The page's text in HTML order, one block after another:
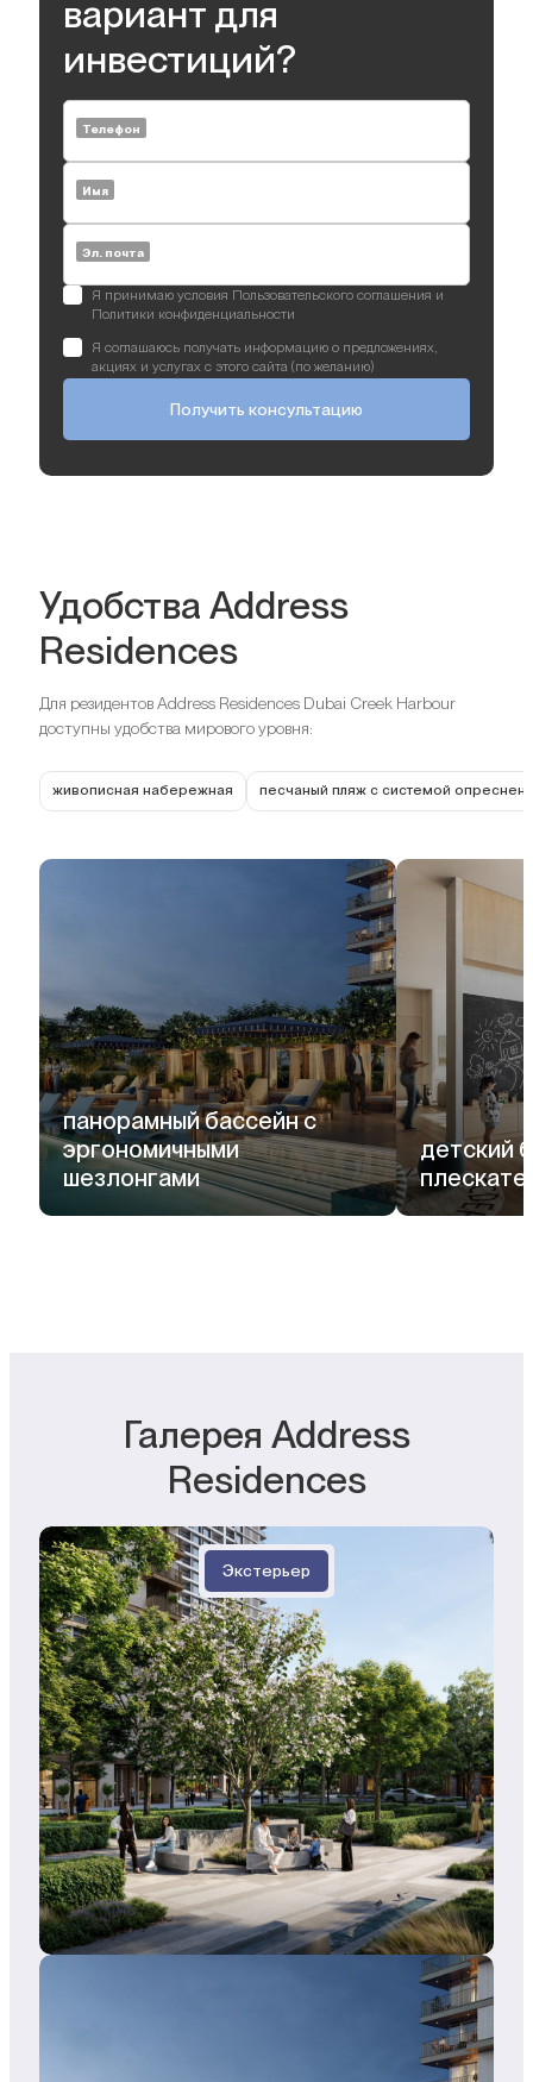
вариант для
инвестиций?
Телефон
Имя
Эл. почта
Я принимаю условия Пользовательского соглашения и
Политики конфиденциальности
Я соглашаюсь получать информацию о предложениях,
акциях и услугах с этого сайта (по желанию)
Получить консультацию
Удобства Address
Residences
Для резидентов Address Residences Dubai Creek Harbour
доступны удобства мирового уровня:
панорамный бассейн с
эргономичными
шезлонгами
детский
живописная набережная песчаный пляж с системой
Галерея Address
Residences
Экстерьер